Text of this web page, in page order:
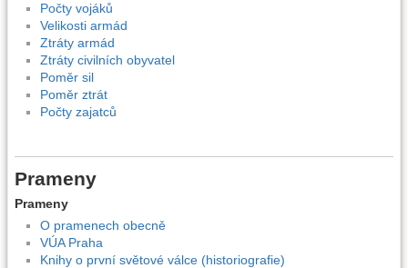
Počty vojáků
Velikosti armád
Ztráty armád
Ztráty civilních obyvatel
Poměr sil
Poměr ztrát
Počty zajatců
Prameny
Prameny
O pramenech obecně
VÚA Praha
Knihy o první světové válce (historiografie)